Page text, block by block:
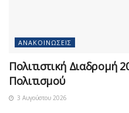
ΑΝΑΚΟΙΝΏΣΕΙΣ
Πολιτιστική Διαδρομή
Πολιτισμού
3 Αυγούστου 2026